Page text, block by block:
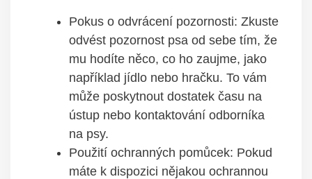
Pokus o odvrácení pozornosti: Zkuste
odvést ⁢pozornost psa ⁢od sebe tím, že
⁢mu hodíte něco, ‍co ho zaujme, jako
například jídlo nebo hračku. To vám ​
může poskytnout dostatek času na
ústup nebo kontaktování odborníka
na ⁤psy.
Použití ‍ochranných pomůcek: Pokud
máte k dispozici nějakou ochrannou